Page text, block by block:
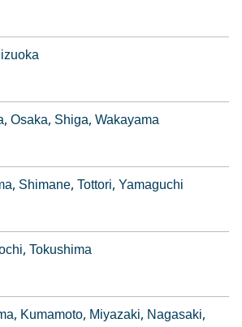
Osaka Shiga Wakayama
Shimane Tottori Yamaguchi
Tokushima
Kumamoto Miyazaki Nagasaki